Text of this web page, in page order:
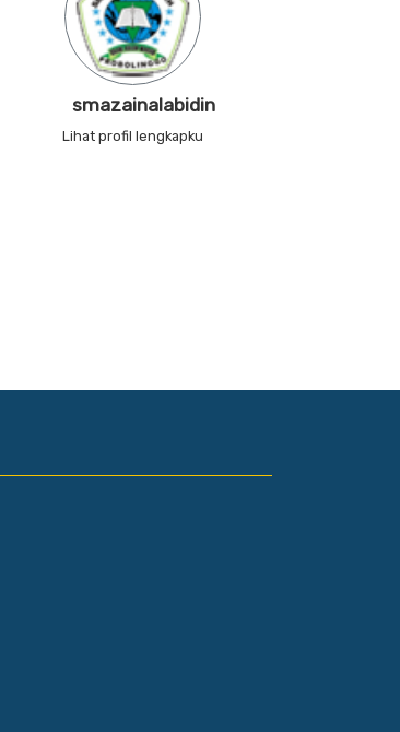
smazainalabidin
Lihat profil lengkapku